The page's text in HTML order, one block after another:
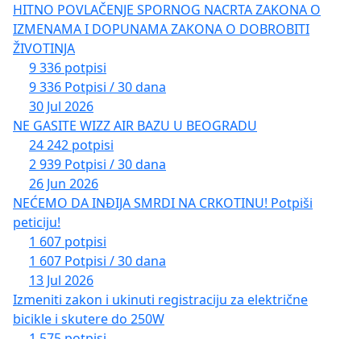
HITNO POVLAČENJE SPORNOG NACRTA ZAKONA O
IZMENAMA I DOPUNAMA ZAKONA O DOBROBITI
ŽIVOTINJA
9 336 potpisi
9 336 Potpisi / 30 dana
30 Jul 2026
NE GASITE WIZZ AIR BAZU U BEOGRADU
24 242 potpisi
2 939 Potpisi / 30 dana
26 Jun 2026
NEĆEMO DA INĐIJA SMRDI NA CRKOTINU! Potpiši
peticiju!
1 607 potpisi
1 607 Potpisi / 30 dana
13 Jul 2026
Izmeniti zakon i ukinuti registraciju za električne
bicikle i skutere do 250W